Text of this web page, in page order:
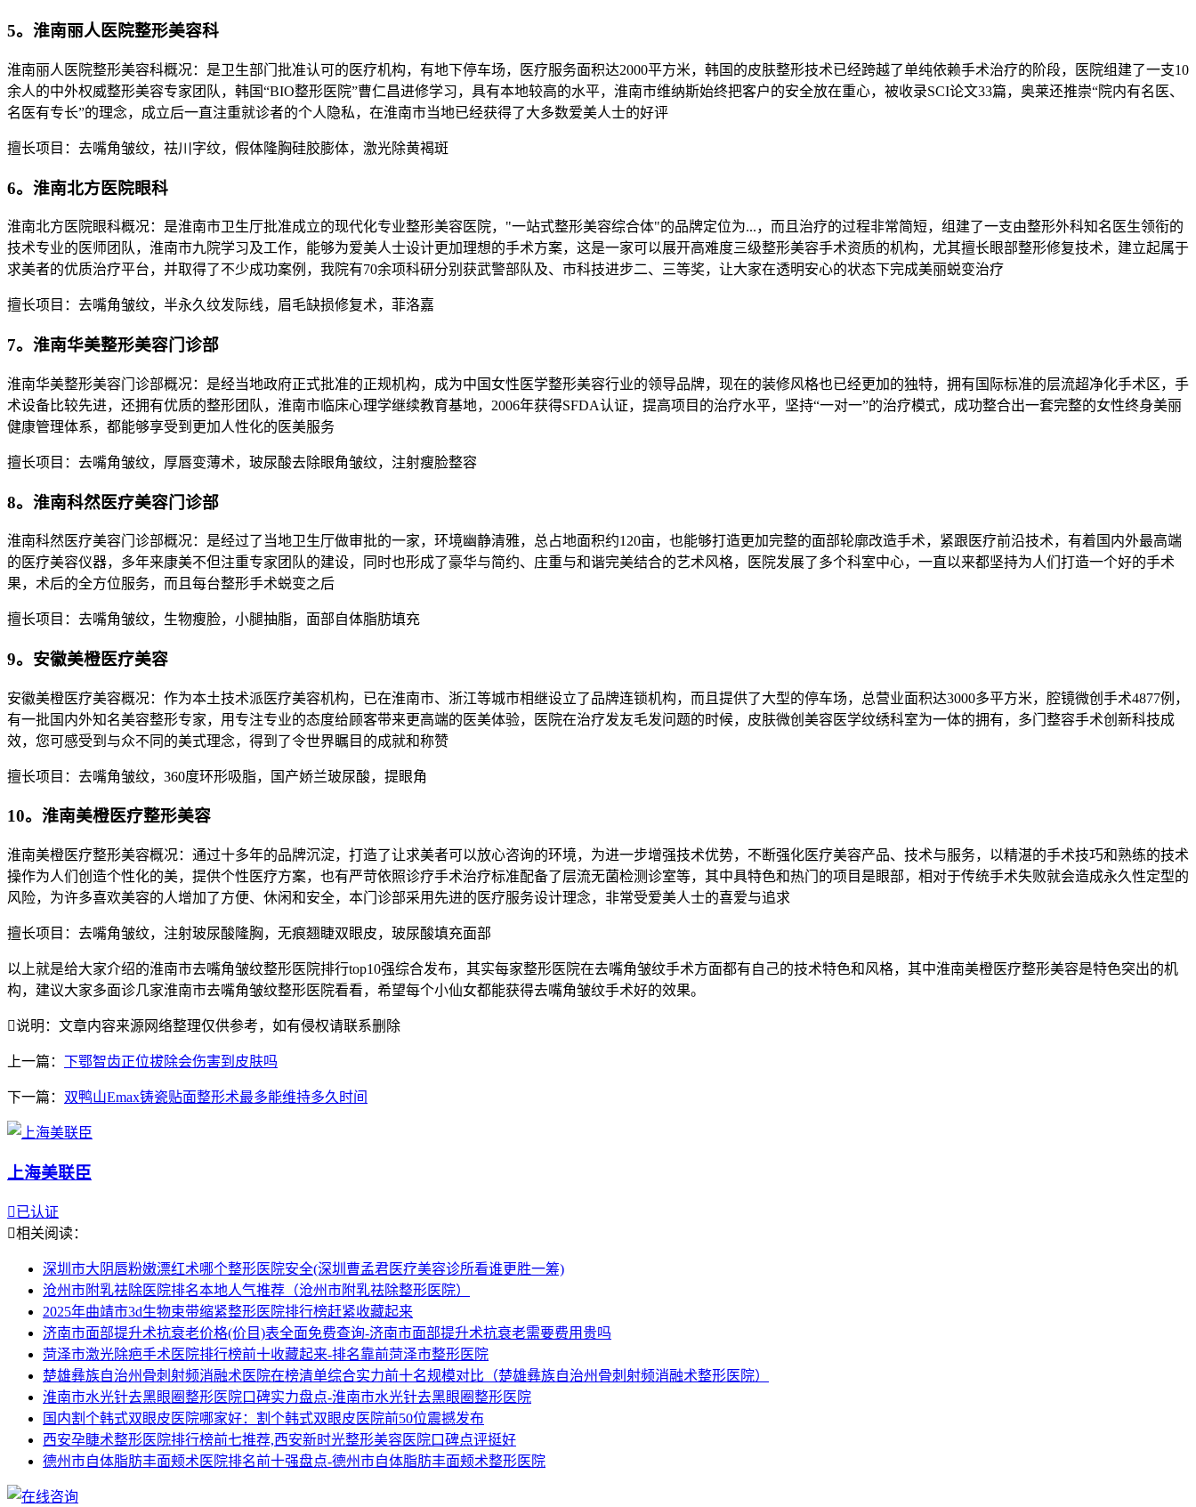
5。淮南丽人医院整形美容科
淮南丽人医院整形美容科概况：是卫生部门批准认可的医疗机构，有地下停车场，医疗服务面积达2000平方米，韩国的皮肤整形技术已经跨越了单纯依赖手术治疗的阶段，医院组建了一支10
余人的中外权威整形美容专家团队，韩国“BIO整形医院”曹仁昌进修学习，具有本地较高的水平，淮南市维纳斯始终把客户的安全放在重心，被收录SCI论文33篇，奥莱还推崇“院内有名医、
名医有专长”的理念，成立后一直注重就诊者的个人隐私，在淮南市当地已经获得了大多数爱美人士的好评
擅长项目：去嘴角皱纹，祛川字纹，假体隆胸硅胶膨体，激光除黄褐斑
6。淮南北方医院眼科
淮南北方医院眼科概况：是淮南市卫生厅批准成立的现代化专业整形美容医院，"一站式整形美容综合体"的品牌定位为...，而且治疗的过程非常简短，组建了一支由整形外科知名医生领衔的
技术专业的医师团队，淮南市九院学习及工作，能够为爱美人士设计更加理想的手术方案，这是一家可以展开高难度三级整形美容手术资质的机构，尤其擅长眼部整形修复技术，建立起属于
求美者的优质治疗平台，并取得了不少成功案例，我院有70余项科研分别获武警部队及、市科技进步二、三等奖，让大家在透明安心的状态下完成美丽蜕变治疗
擅长项目：去嘴角皱纹，半永久纹发际线，眉毛缺损修复术，菲洛嘉
7。淮南华美整形美容门诊部
淮南华美整形美容门诊部概况：是经当地政府正式批准的正规机构，成为中国女性医学整形美容行业的领导品牌，现在的装修风格也已经更加的独特，拥有国际标准的层流超净化手术区，手
术设备比较先进，还拥有优质的整形团队，淮南市临床心理学继续教育基地，2006年获得SFDA认证，提高项目的治疗水平，坚持“一对一”的治疗模式，成功整合出一套完整的女性终身美丽
健康管理体系，都能够享受到更加人性化的医美服务
擅长项目：去嘴角皱纹，厚唇变薄术，玻尿酸去除眼角皱纹，注射瘦脸整容
8。淮南科然医疗美容门诊部
淮南科然医疗美容门诊部概况：是经过了当地卫生厅做审批的一家，环境幽静清雅，总占地面积约120亩，也能够打造更加完整的面部轮廓改造手术，紧跟医疗前沿技术，有着国内外最高端
的医疗美容仪器，多年来康美不但注重专家团队的建设，同时也形成了豪华与简约、庄重与和谐完美结合的艺术风格，医院发展了多个科室中心，一直以来都坚持为人们打造一个好的手术
果，术后的全方位服务，而且每台整形手术蜕变之后
擅长项目：去嘴角皱纹，生物瘦脸，小腿抽脂，面部自体脂肪填充
9。安徽美橙医疗美容
安徽美橙医疗美容概况：作为本土技术派医疗美容机构，已在淮南市、浙江等城市相继设立了品牌连锁机构，而且提供了大型的停车场，总营业面积达3000多平方米，腔镜微创手术4877例，
有一批国内外知名美容整形专家，用专注专业的态度给顾客带来更高端的医美体验，医院在治疗发友毛发问题的时候，皮肤微创美容医学纹绣科室为一体的拥有，多门整容手术创新科技成
效，您可感受到与众不同的美式理念，得到了令世界瞩目的成就和称赞
擅长项目：去嘴角皱纹，360度环形吸脂，国产娇兰玻尿酸，提眼角
10。淮南美橙医疗整形美容
淮南美橙医疗整形美容概况：通过十多年的品牌沉淀，打造了让求美者可以放心咨询的环境，为进一步增强技术优势，不断强化医疗美容产品、技术与服务，以精湛的手术技巧和熟练的技术
操作为人们创造个性化的美，提供个性医疗方案，也有严苛依照诊疗手术治疗标准配备了层流无菌检测诊室等，其中具特色和热门的项目是眼部，相对于传统手术失败就会造成永久性定型的
风险，为许多喜欢美容的人增加了方便、休闲和安全，本门诊部采用先进的医疗服务设计理念，非常受爱美人士的喜爱与追求
擅长项目：去嘴角皱纹，注射玻尿酸隆胸，无痕翘睫双眼皮，玻尿酸填充面部
以上就是给大家介绍的淮南市去嘴角皱纹整形医院排行top10强综合发布，其实每家整形医院在去嘴角皱纹手术方面都有自己的技术特色和风格，其中淮南美橙医疗整形美容是特色突出的机
构，建议大家多面诊几家淮南市去嘴角皱纹整形医院看看，希望每个小仙女都能获得去嘴角皱纹手术好的效果。
说明：文章内容来源网络整理仅供参考，如有侵权请联系删除
上一篇： 下鄂智齿正位拔除会伤害到皮肤吗
下一篇： 双鸭山Emax铸瓷贴面整形术最多能维持多久时间
上海美联臣
已认证
相关阅读：
深圳市大阴唇粉嫩漂红术哪个整形医院安全(深圳曹孟君医疗美容诊所看谁更胜一筹)
沧州市附乳祛除医院排名本地人气推荐（沧州市附乳祛除整形医院）
2025年曲靖市3d生物束带缩紧整形医院排行榜赶紧收藏起来
济南市面部提升术抗衰老价格(价目)表全面免费查询-济南市面部提升术抗衰老需要费用贵吗
菏泽市激光除疤手术医院排行榜前十收藏起来-排名靠前菏泽市整形医院
楚雄彝族自治州骨刺射频消融术医院在榜清单综合实力前十名规模对比（楚雄彝族自治州骨刺射频消融术整形医院）
淮南市水光针去黑眼圈整形医院口碑实力盘点-淮南市水光针去黑眼圈整形医院
国内割个韩式双眼皮医院哪家好：割个韩式双眼皮医院前50位震撼发布
西安孕睫术整形医院排行榜前七推荐,西安新时光整形美容医院口碑点评挺好
德州市自体脂肪丰面颊术医院排名前十强盘点-德州市自体脂肪丰面颊术整形医院